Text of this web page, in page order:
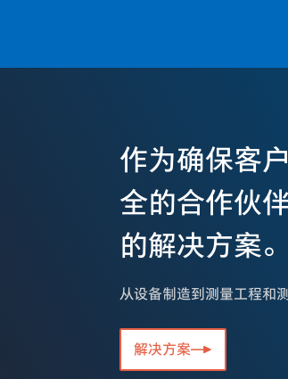
作为确保客
全的合作伙
的解决方案。
从设备制造到测量工程和
解决方案